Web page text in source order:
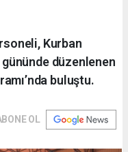
Kurban
gününde düzenlenen
buluştu.
OL